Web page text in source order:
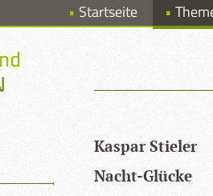
Startseite
Kas­par Stieler
Nacht-Glü­cke